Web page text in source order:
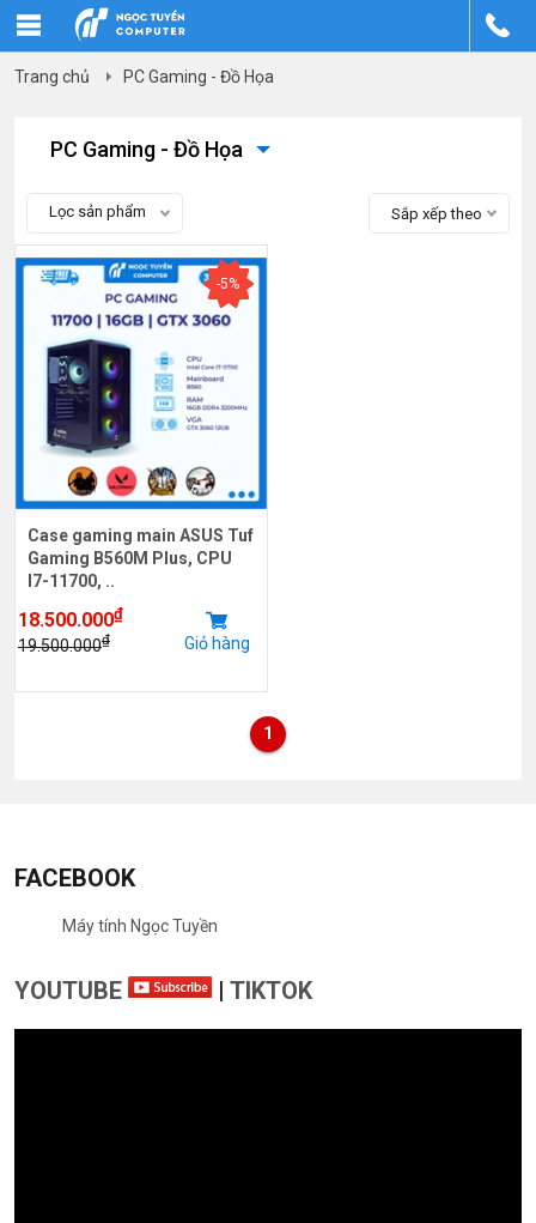
Trang chủ PC Gaming - Đồ Họa
PC Gaming - Đồ Họa
Lọc sản phẩm Sắp xếp theo
-5%
Case gaming main ASUS Tuf
Gaming B560M Plus, CPU
I7-11700, ..
18.500.000₫
19.500.000₫ Giỏ hàng
1
FACEBOOK
Máy tính Ngọc Tuyền
YOUTUBE | TIKTOK